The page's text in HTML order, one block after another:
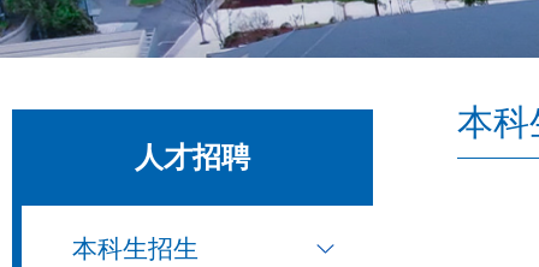
人才招聘
本科生招生
本科